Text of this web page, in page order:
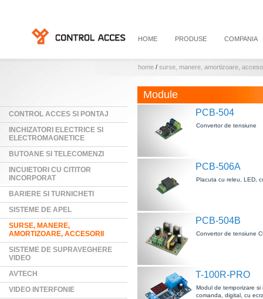
HOME PRODUSE COMPANIA
home / surse, manere, amortizoare,
CONTROL ACCES SI PONTAJ
INCHIZATORI ELECTRICE SI
ELECTROMAGNETICE
BUTOANE SI TELECOMENZI
INCUIETORI CU CITITOR
INCORPORAT
BARIERE SI TURNICHETI
SISTEME DE APEL
SURSE, MANERE,
AMORTIZOARE, ACCESORII
SISTEME DE SUPRAVEGHERE
VIDEO
AVTECH
VIDEO INTERFONIE
Module
PCB-504
Convertor de tensiune
PCB-506A
Placuta cu releu, LED,
PCB-504B
Convertor de tensiune
T-100R-PRO
Modul de temporizare si
comanda, digital, cu